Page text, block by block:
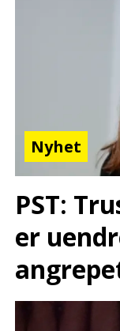
Nyhet
PST:
er